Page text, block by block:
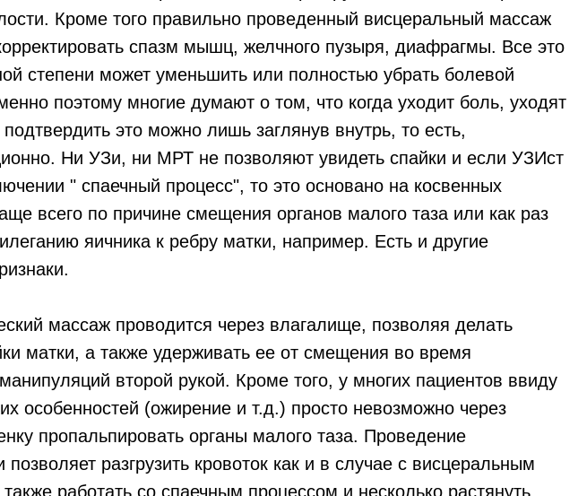
Кроме того правильно проведенный висцеральный массаж
спазм мышц, желчного пузыря, диафрагмы. Все это
степени может уменьшить или полностью убрать болевой
поэтому многие думают о том, что когда уходит боль, уходят
это можно лишь заглянув внутрь, то есть,
Ни УЗи, ни МРТ не позволяют увидеть спайки и если УЗИст
" спаечный процесс", то это основано на косвенных
всего по причине смещения органов малого таза или как раз
яичника к ребру матки, например. Есть и другие
массаж проводится через влагалище, позволяя делать
матки, а также удерживать ее от смещения во время
второй рукой. Кроме того, у многих пациентов ввиду
особенностей (ожирение и т.д.) просто невозможно через
пропальпировать органы малого таза. Проведение
разгрузить кровоток как и в случае с висцеральным
работать со спаечным процессом и несколько растянуть